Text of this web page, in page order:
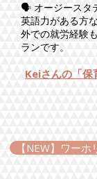
🗣️ オージースタ
英語力がある方
外での就労経験
ランです。
Keiさんの「保
【NEW】ワー